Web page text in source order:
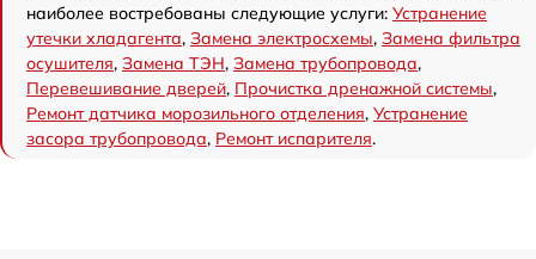
наиболее востребованы следующие услуги: Устранение
утечки хладагента, Замена электросхемы, Замена фильтра
осушителя, Замена ТЭН, Замена трубопровода,
Перевешивание дверей, Прочистка дренажной системы,
Ремонт датчика морозильного отделения, Устранение
засора трубопровода, Ремонт испарителя.